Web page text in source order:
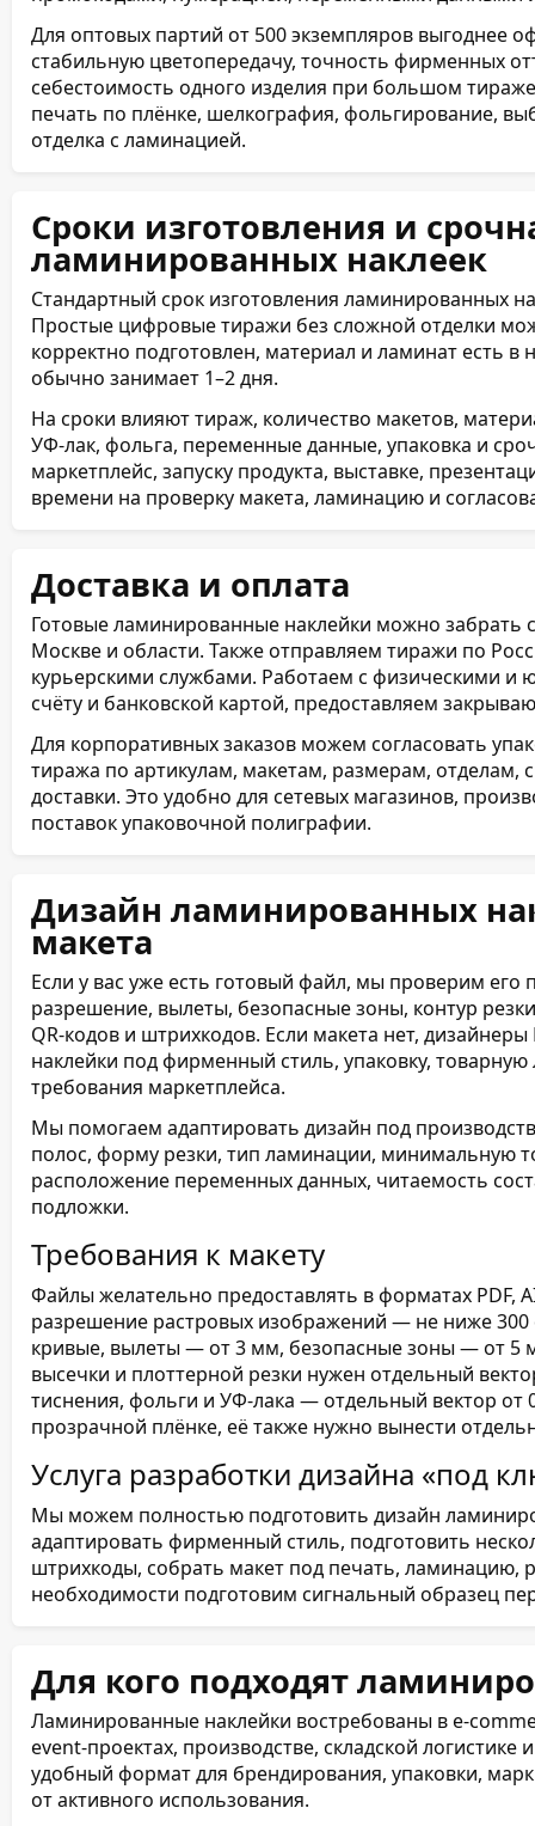
Для оптовых партий от 500 экземпляров выгоднее
стабильную цветопередачу, точность фирменных
себестоимость одного изделия при большом
печать по плёнке, шелкография, фольгирование,
отделка с ламинацией.
Сроки изготовления и
ламинированных наклеек
Стандартный срок изготовления ламинированных
Простые цифровые тиражи без сложной отделки
корректно подготовлен, материал и ламинат есть в
обычно занимает 1–2 дня.
На сроки влияют тираж, количество макетов,
УФ-лак, фольга, переменные данные, упаковка и
маркетплейс, запуску продукта, выставке,
времени на проверку макета, ламинацию и
Доставка и оплата
Готовые ламинированные наклейки можно
Москве и области. Также отправляем тиражи по
курьерскими службами. Работаем с физическими
счёту и банковской картой, предоставляем
Для корпоративных заказов можем согласовать
тиража по артикулам, макетам, размерам, отделам,
доставки. Это удобно для сетевых магазинов,
поставок упаковочной полиграфии.
Дизайн ламинированных
макета
Если у вас уже есть готовый файл, мы проверим его
разрешение, вылеты, безопасные зоны, контур
QR-кодов и штрихкодов. Если макета нет,
наклейки под фирменный стиль, упаковку,
требования маркетплейса.
Мы помогаем адаптировать дизайн под
полос, форму резки, тип ламинации, минимальную
расположение переменных данных, читаемость
подложки.
Требования к макету
Файлы желательно предоставлять в форматах PDF,
разрешение растровых изображений — не ниже
кривые, вылеты — от 3 мм, безопасные зоны — от 5
высечки и плоттерной резки нужен отдельный
тиснения, фольги и УФ-лака — отдельный вектор от
прозрачной плёнке, её также нужно вынести
Услуга разработки дизайна «под
Мы можем полностью подготовить дизайн
адаптировать фирменный стиль, подготовить
штрихкоды, собрать макет под печать, ламинацию,
необходимости подготовим сигнальный образец
Для кого подходят
Ламинированные наклейки востребованы в e-
event-проектах, производстве, складской
удобный формат для брендирования, упаковки,
от активного использования.